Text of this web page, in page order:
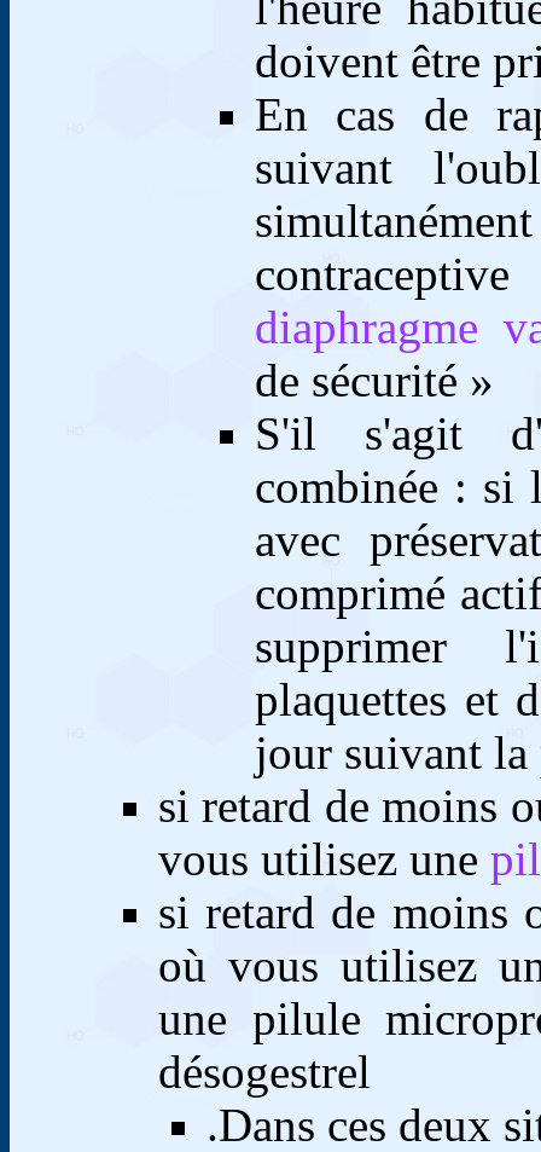
doivent être
En cas de
suivant
diaphragme
de sécurité »
S'il s'agit
combinée : si
avec
comprimé
supprimer
plaquettes et
jour suivant la
si retard de moins
vous utilisez une
si retard de moins
où vous utilisez
une pilule
désogestrel
.Dans ces deux